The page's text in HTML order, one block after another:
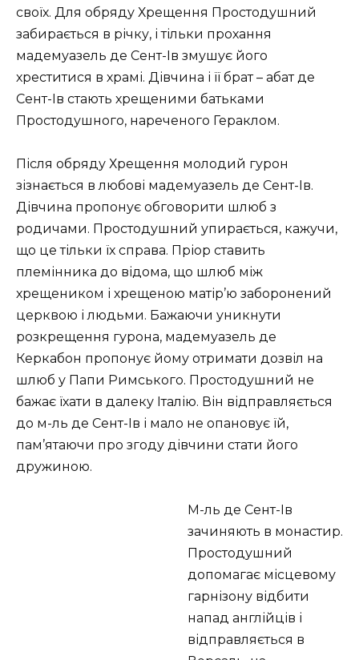
своїх. Для обряду Хрещення Простодушний
забирається в річку, і тільки прохання
мадемуазель де Сент-Ів змушує його
хреститися в храмі. Дівчина і її брат – абат де
Сент-Ів стають хрещеними батьками
Простодушного, нареченого Гераклом.
Після обряду Хрещення молодий гурон
зізнається в любові мадемуазель де Сент-Ів.
Дівчина пропонує обговорити шлюб з
родичами. Простодушний упирається, кажучи,
що це тільки їх справа. Пріор ставить
племінника до відома, що шлюб між
хрещеником і хрещеною матір’ю заборонений
церквою і людьми. Бажаючи уникнути
розкрещення гурона, мадемуазель де
Керкабон пропонує йому отримати дозвіл на
шлюб у Папи Римського. Простодушний не
бажає їхати в далеку Італію. Він відправляється
до м-ль де Сент-Ів і мало не опановує їй,
пам’ятаючи про згоду дівчини стати його
дружиною.
М-ль де Сент-Ів
зачиняють в монастир.
Простодушний
допомагає місцевому
гарнізону відбити
напад англійців і
відправляється в